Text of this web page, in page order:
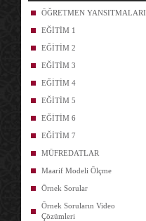
ÖĞRETMEN YANSITMALARI
EĞİTİM 1
EĞİTİM 2
EĞİTİM 3
EĞİTİM 4
EĞİTİM 5
EĞİTİM 6
EĞİTİM 7
MÜFREDATLAR
Maarif Modeli Ölçme
Örnek Sorular
Örnek Soruların Video
Çözümleri